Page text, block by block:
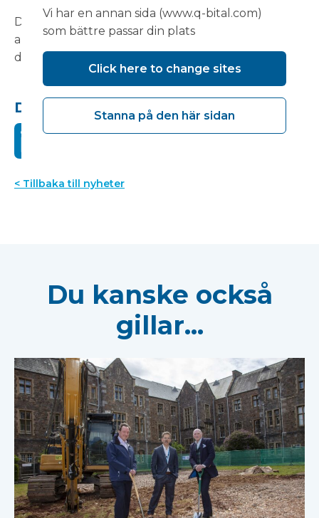
Den slutliga bilagan, som består av tre detaljerade
artiklar, kommer att släppas i början av 2022, men
del ett kan läsas
Dela detta:
< Tillbaka till nyheter
Du kanske också
gillar...
Vi har en annan sida (www.q-bital.com)
som bättre passar din plats
Click here to change sites
Stanna på den här sidan